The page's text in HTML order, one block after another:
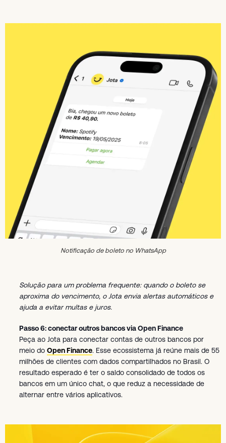
Notificação de boleto no WhatsApp
Solução para um problema frequente: quando o boleto se
aproxima do vencimento, o Jota envia alertas automáticos e
ajuda a evitar multas e juros.
Passo 6: conectar outros bancos via Open Finance
Peça ao Jota para conectar contas de outros bancos por
meio do Open Finance. Esse ecossistema já reúne mais de 55
milhões de clientes com dados compartilhados no Brasil. O
resultado esperado é ter o saldo consolidado de todos os
bancos em um único chat, o que reduz a necessidade de
alternar entre vários aplicativos.